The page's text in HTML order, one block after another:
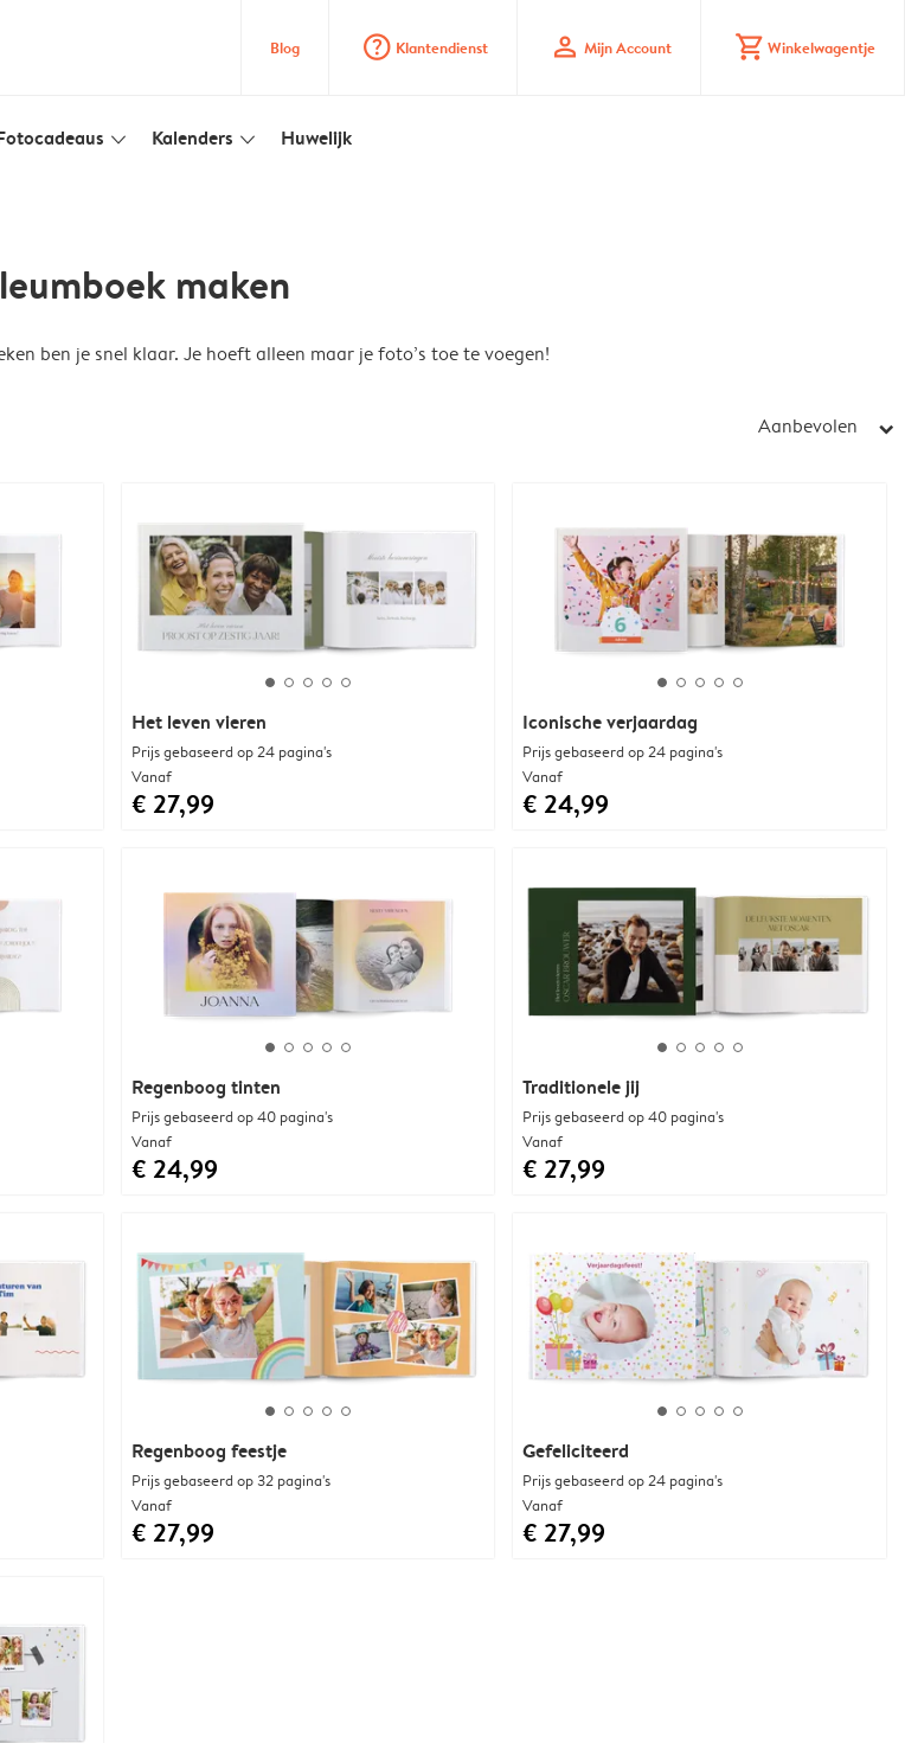
Blog question_mark_circle Klantendienst profile Mijn Account shopping_cart Winkelwagentje
slim_arrow_down Kalenders slim_arrow_down Huwelijk
maken
ben je snel klaar. Je hoeft alleen maar je foto’s toe te voegen!
Aanbevolen arrow_right
Het leven vieren
Prijs gebaseerd op 24 pagina's
Vanaf
€ 27,99
Iconische verjaardag
Prijs gebaseerd op 24 pagina's
Vanaf
€ 24,99
Regenboog tinten
Prijs gebaseerd op 40 pagina's
Vanaf
€ 24,99
Traditionele jij
Prijs gebaseerd op 40 pagina's
Vanaf
€ 27,99
Regenboog feestje
Prijs gebaseerd op 32 pagina's
Vanaf
€ 27,99
Gefeliciteerd
Prijs gebaseerd op 24 pagina's
Vanaf
€ 27,99